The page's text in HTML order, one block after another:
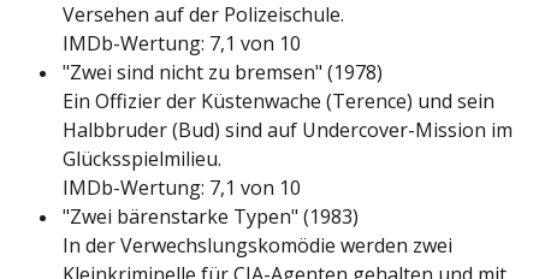
Versehen auf der Polizeischule.
IMDb-Wertung: 7,1 von 10
"Zwei sind nicht zu bremsen" (1978)
Ein Offizier der Küstenwache (Terence) und sein
Halbbruder (Bud) sind auf Undercover-Mission im
Glücksspielmilieu.
IMDb-Wertung: 7,1 von 10
"Zwei bärenstarke Typen" (1983)
In der Verwechslungskomödie werden zwei